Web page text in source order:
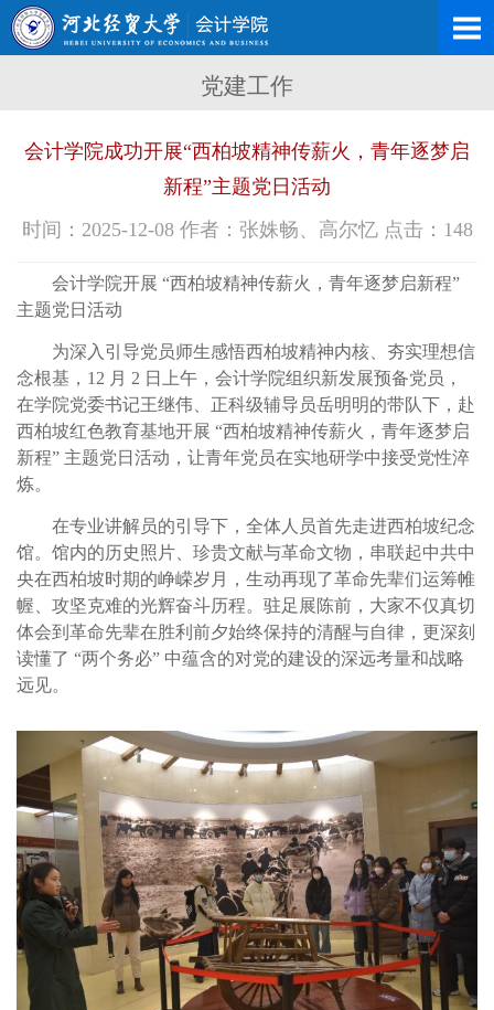
党建工作
会计学院成功开展“西柏坡精神传薪火，青年逐梦启
新程”主题党日活动
时间：2025-12-08 作者：张姝畅、高尔忆 点击： 148
会计学院开展 “西柏坡精神传薪火，青年逐梦启新程”
主题党日活动
为深入引导党员师生感悟西柏坡精神内核、夯实理想信
念根基，12 月 2 日上午，会计学院组织新发展预备党员，
在学院党委书记王继伟、正科级辅导员岳明明的带队下，赴
西柏坡红色教育基地开展 “西柏坡精神传薪火，青年逐梦启
新程” 主题党日活动，让青年党员在实地研学中接受党性淬
炼。
在专业讲解员的引导下，全体人员首先走进西柏坡纪念
馆。馆内的历史照片、珍贵文献与革命文物，串联起中共中
央在西柏坡时期的峥嵘岁月，生动再现了革命先辈们运筹帷
幄、攻坚克难的光辉奋斗历程。驻足展陈前，大家不仅真切
体会到革命先辈在胜利前夕始终保持的清醒与自律，更深刻
读懂了 “两个务必” 中蕴含的对党的建设的深远考量和战略
远见。